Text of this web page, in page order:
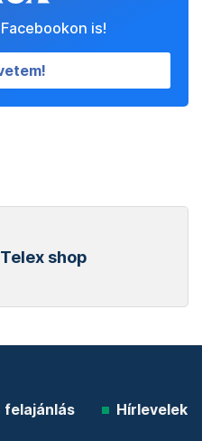
is!
Telex shop
felajánlás Hírlevelek